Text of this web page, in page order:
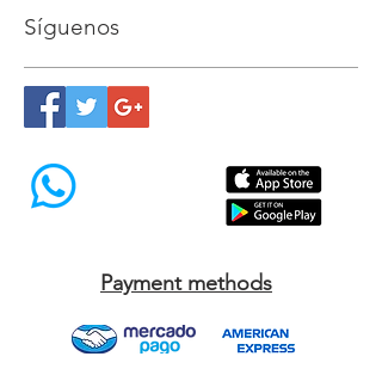
Síguenos
Payment methods